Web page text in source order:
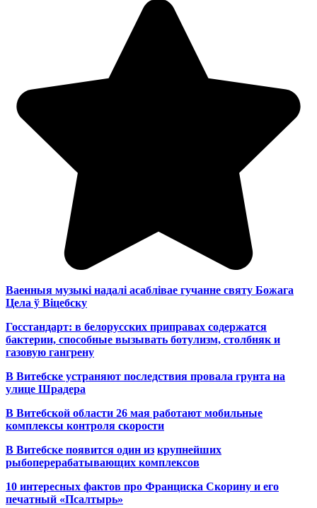
Ваенныя музыкі надалі асаблівае гучанне святу Божага
Цела ў Віцебску
Госстандарт: в белорусских приправах содержатся
бактерии, способные вызывать ботулизм, столбняк и
газовую гангрену
В Витебске устраняют последствия провала грунта на
улице Шрадера
В Витебской области 26 мая работают мобильные
комплексы контроля скорости
В Витебске появится один из крупнейших
рыбоперерабатывающих комплексов
10 интересных фактов про Франциска Скорину и его
печатный «Псалтырь»